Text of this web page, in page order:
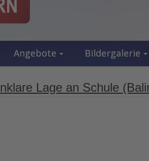
Angebote Bildergalerie
Lage an Schule